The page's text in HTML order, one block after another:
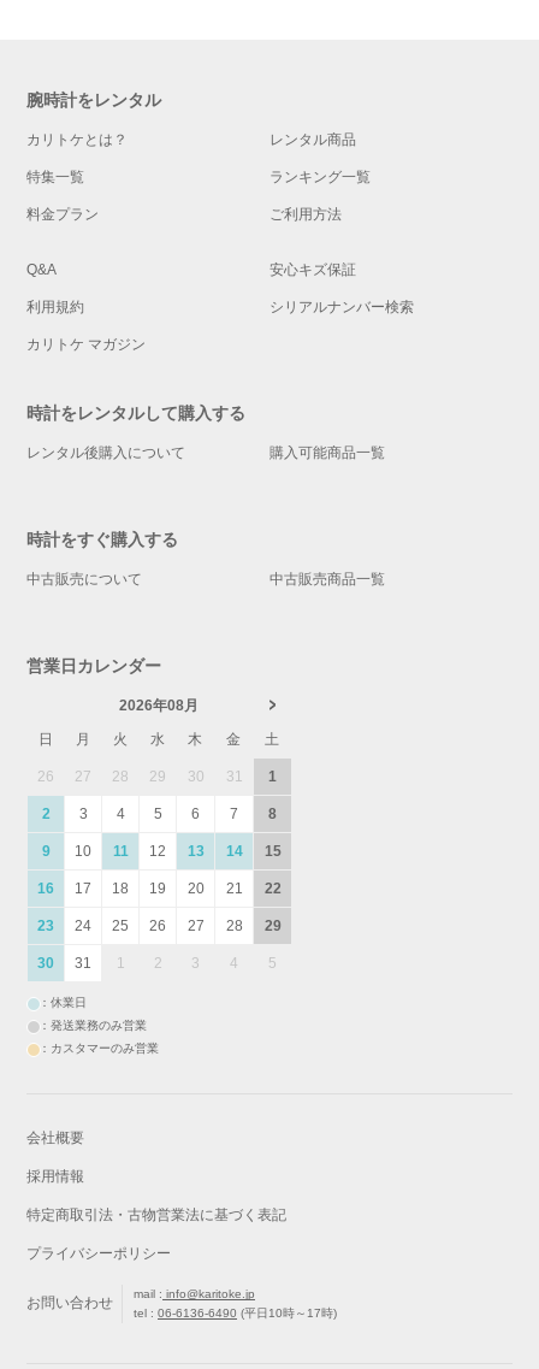
腕時計をレンタル
カリトケとは？ レンタル商品
特集一覧 ランキング一覧
料金プラン ご利用方法
Q&A 安心キズ保証
利用規約 シリアルナンバー検索
カリトケ マガジン
時計をレンタルして購入する
レンタル後購入について 購入可能商品一覧
時計をすぐ購入する
中古販売について 中古販売商品一覧
営業日カレンダー
2026年08月
日
月 火 水 木 金 土
26 27 28 29 30 31 1
2 3 4 5 6 7 8
9 10 11 12 13 14 15
16 17 18 19 20 21 22
23 24 25 26 27 28 29
30 31 1 2 3 4 5
：休業日
：発送業務のみ営業
：カスタマーのみ営業
会社概要
採用情報
特定商取引法・古物営業法に基づく表記
プライバシーポリシー
お問い合わせ
mail : info@karitoke.jp
tel :06-6136-6490 (平日10時～17時)